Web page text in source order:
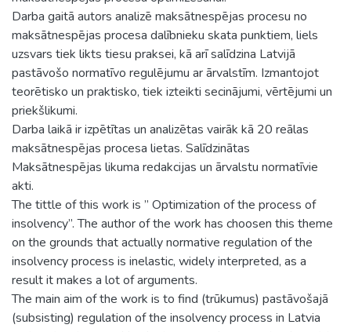
Darba gaitā autors analizē maksātnespējas procesu no
maksātnespējas procesa dalībnieku skata punktiem, liels
uzsvars tiek likts tiesu praksei, kā arī salīdzina Latvijā
pastāvošo normatīvo regulējumu ar ārvalstīm. Izmantojot
teorētisko un praktisko, tiek izteikti secinājumi, vērtējumi un
priekšlikumi.
Darba laikā ir izpētītas un analizētas vairāk kā 20 reālas
maksātnespējas procesa lietas. Salīdzinātas
Maksātnespējas likuma redakcijas un ārvalstu normatīvie
akti.
The tittle of this work is ” Optimization of the process of
insolvency”. The author of the work has choosen this theme
on the grounds that actually normative regulation of the
insolvency process is inelastic, widely interpreted, as a
result it makes a lot of arguments.
The main aim of the work is to find (trūkumus) pastāvošajā
(subsisting) regulation of the insolvency process in Latvia